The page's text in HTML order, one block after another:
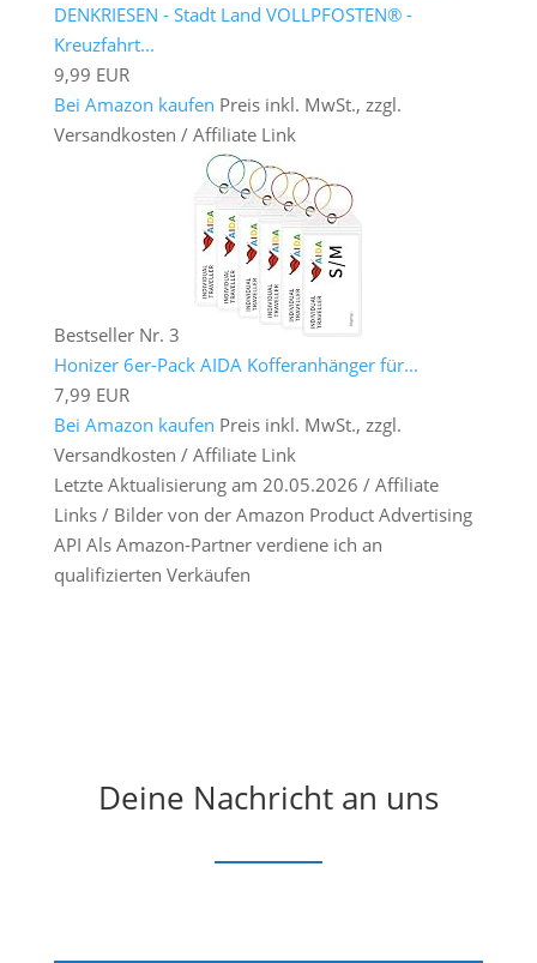
DENKRIESEN - Stadt Land VOLLPFOSTEN® -
Kreuzfahrt...
9,99 EUR
Bei Amazon kaufen Preis inkl. MwSt., zzgl.
Versandkosten / Affiliate Link
Bestseller Nr. 3
Honizer 6er-Pack AIDA Kofferanhänger für...
7,99 EUR
Bei Amazon kaufen Preis inkl. MwSt., zzgl.
Versandkosten / Affiliate Link
Letzte Aktualisierung am 20.05.2026 / Affiliate
Links / Bilder von der Amazon Product Advertising
API Als Amazon-Partner verdiene ich an
qualifizierten Verkäufen
Deine Nachricht an uns